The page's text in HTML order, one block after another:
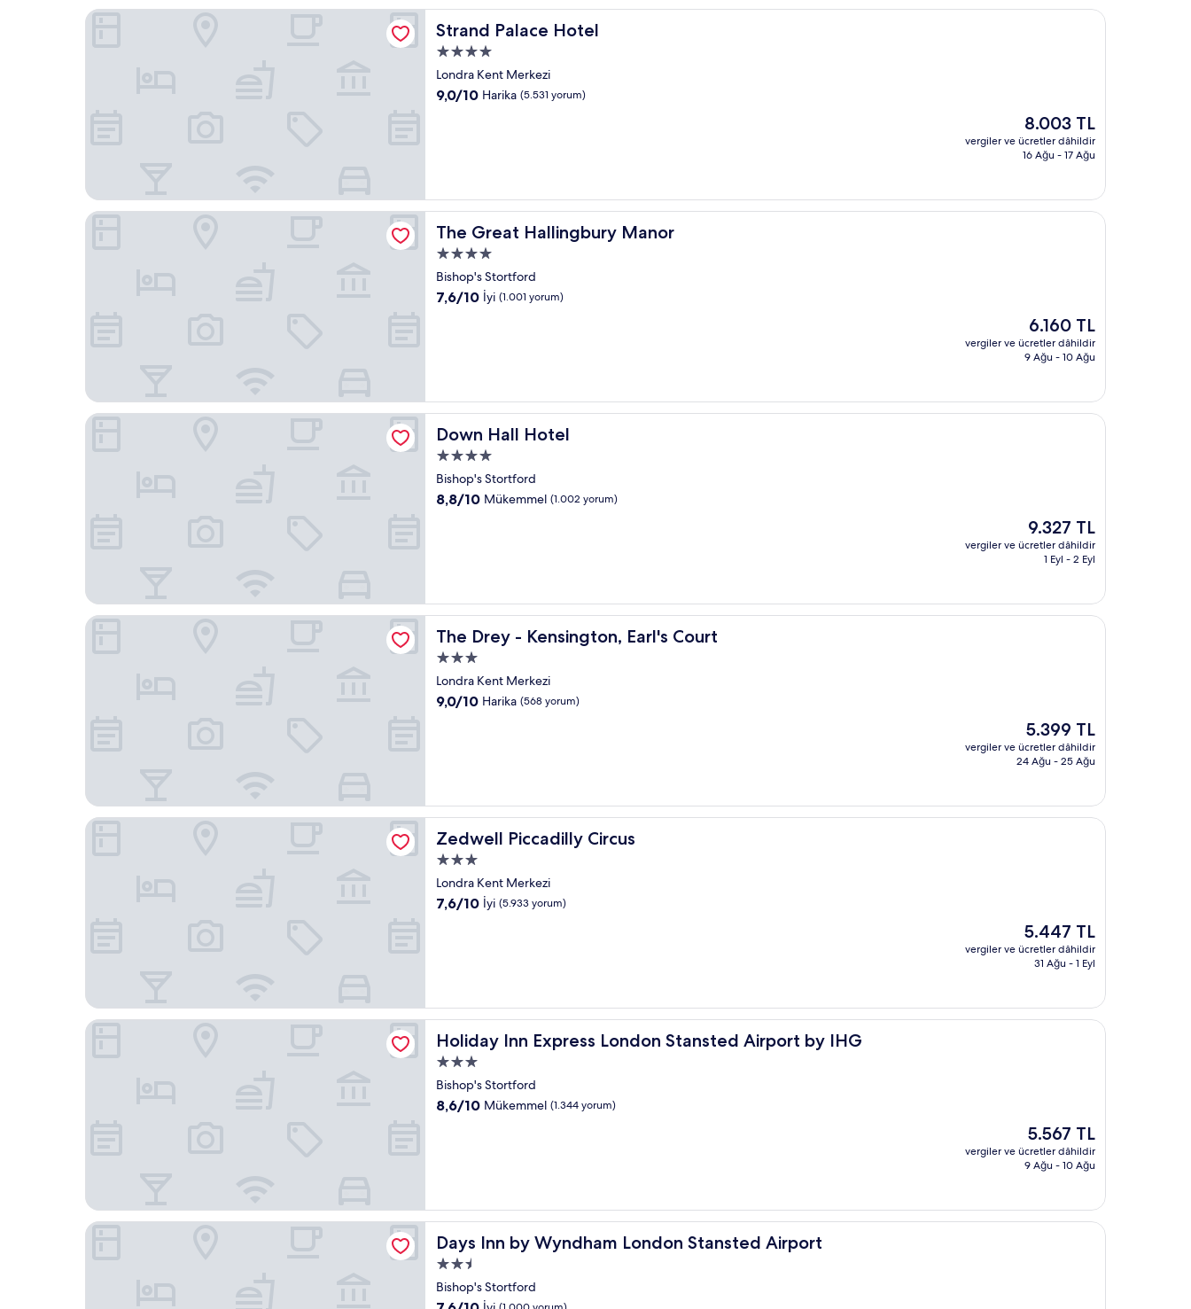
Strand Palace Hotel
Strand Palace Hotel
4.0
yıldızlı
konaklama
Londra Kent Merkezi
10
9,0/10 Harika (5.531 yorum)
Güncel
fiyat:
8.003 TL
8.003 TL
vergiler ve ücretler dâhildir
16 Ağu - 17 Ağu
Strand Palace Hotel
The Great Hallingbury Manor
The Great Hallingbury Manor
4.0
yıldızlı
konaklama
Bishop's Stortford
10
7,6/10 İyi (1.001 yorum)
Güncel
fiyat:
6.160 TL
6.160 TL
vergiler ve ücretler dâhildir
9 Ağu - 10 Ağu
The Great Hallingbury Manor
Down Hall Hotel
Down Hall Hotel
4.0
yıldızlı
konaklama
Bishop's Stortford
10
8,8/10 Mükemmel (1.002 yorum)
Güncel
fiyat:
9.327 TL
9.327 TL
vergiler ve ücretler dâhildir
1 Eyl - 2 Eyl
Down Hall Hotel
The Drey - Kensington, Earl's Court
The Drey - Kensington, Earl's Court
3.0
yıldızlı
konaklama
Londra Kent Merkezi
10
9,0/10 Harika (568 yorum)
Güncel
fiyat:
5.399 TL
5.399 TL
vergiler ve ücretler dâhildir
24 Ağu - 25 Ağu
The Drey - Kensington, Earl's Court
Zedwell Piccadilly Circus
Zedwell Piccadilly Circus
3.0
yıldızlı
konaklama
Londra Kent Merkezi
10
7,6/10 İyi (5.933 yorum)
Güncel
fiyat:
5.447 TL
5.447 TL
vergiler ve ücretler dâhildir
31 Ağu - 1 Eyl
Zedwell Piccadilly Circus
Holiday Inn Express London Stansted Airport by IHG
Holiday Inn Express London Stansted Airport by IHG
3.0
yıldızlı
konaklama
Bishop's Stortford
10
8,6/10 Mükemmel (1.344 yorum)
Güncel
fiyat:
5.567 TL
5.567 TL
vergiler ve ücretler dâhildir
9 Ağu - 10 Ağu
Holiday Inn Express London Stansted Airport by IHG
Days Inn by Wyndham London Stansted Airport
Days Inn by Wyndham London Stansted Airport
2.5
yıldızlı
konaklama
Bishop's Stortford
10
Days Inn by Wyndham London Stansted Airport